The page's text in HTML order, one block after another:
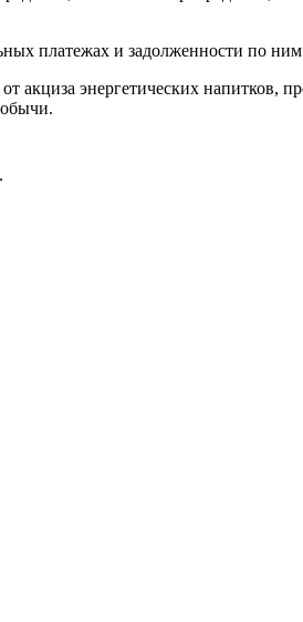
платежах и задолженности по
энергетических напитков,